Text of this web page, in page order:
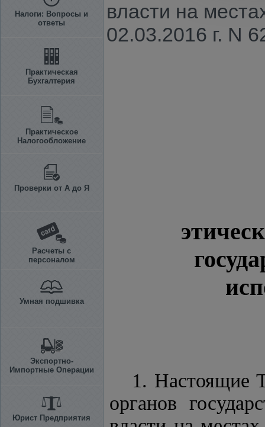
Налоги: Вопросы и
ответы
Практическая
Бухгалтерия
Практическое
Налогообложение
Проверки от А до Я
Расчеты с
персоналом
Умная подшивка
Экспортно-
Импортные Операции
Юрист Предприятия
власти на
02.03.2016 г. N
1. Настоящие
органов